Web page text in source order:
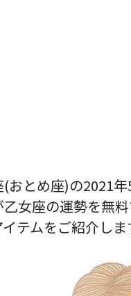
(おとめ座)の2021
乙女座の運勢を無
テムをご紹介しま